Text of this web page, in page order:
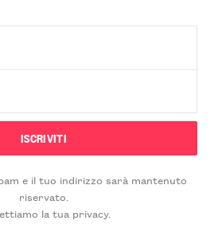
e il tuo indirizzo sarà mantenuto
riservato.
la tua privacy.